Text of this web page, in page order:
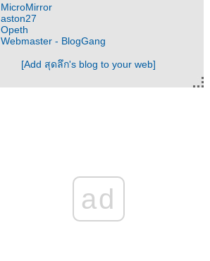
MicroMirror
aston27
Opeth
Webmaster - BlogGang
[Add สุดลึก's blog to your web]
ad